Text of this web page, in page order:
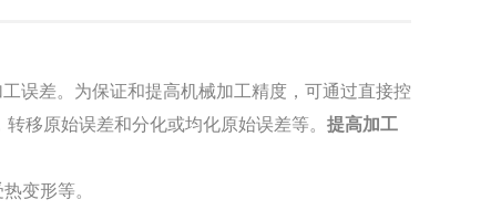
差。为保证和提高机械加工精度，可通过直接控
移原始误差和分化或均化原始误差等。 提高加工
变形等。